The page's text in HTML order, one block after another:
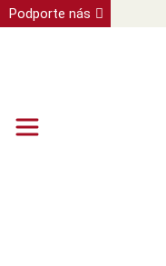
Podporte nás